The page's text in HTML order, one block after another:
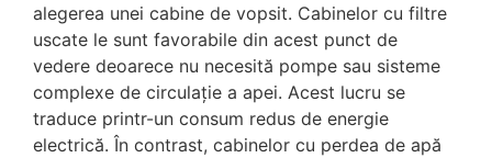
alegerea unei cabine de vopsit. Cabinelor cu filtre
uscate le sunt favorabile din acest punct de
vedere deoarece nu necesită pompe sau sisteme
complexe de circulație a apei. Acest lucru se
traduce printr-un consum redus de energie
electrică. În contrast, cabinelor cu perdea de apă